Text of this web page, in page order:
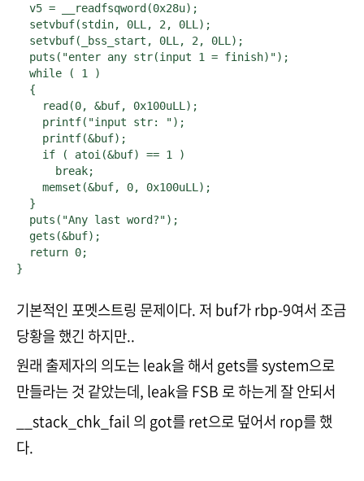
  v5 = __readfsqword(0x28u);
  setvbuf(stdin, 0LL, 2, 0LL);
  setvbuf(_bss_start, 0LL, 2, 0LL);
  puts("enter any str(input 1 = finish)");
  while ( 1 )
  {
    read(0, &buf, 0x100uLL);
    printf("input str: ");
    printf(&buf);
    if ( atoi(&buf) == 1 )
      break;
    memset(&buf, 0, 0x100uLL);
  }
  puts("Any last word?");
  gets(&buf);
  return 0;
}
기본적인 포멧스트링 문제이다. 저 buf가 rbp-9여서 조금
당황을 했긴 하지만..
원래 출제자의 의도는 leak을 해서 gets를 system으로
만들라는 것 같았는데, leak을 FSB 로 하는게 잘 안되서
__stack_chk_fail 의 got를 ret으로 덮어서 rop를 했
다.